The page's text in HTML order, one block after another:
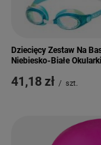
Dziecięcy Zestaw Na
Niebiesko-Białe
41,18 zł / szt.